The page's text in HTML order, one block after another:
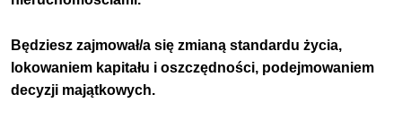
Będziesz zajmował/a się zmianą standardu życia,
lokowaniem kapitału i oszczędności, podejmowaniem
decyzji majątkowych.